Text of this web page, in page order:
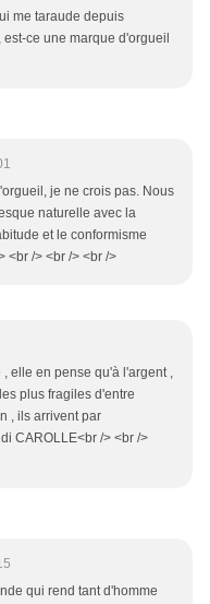
me taraude depuis
ce une marque d'orgueil
je ne crois pas. Nous
naturelle avec la
et le conformisme
<br /> <br /> <br />
elle en pense qu'à l'argent ,
plus fragiles d'entre
, ils arrivent par
CAROLLE<br /> <br />
qui rend tant d'homme